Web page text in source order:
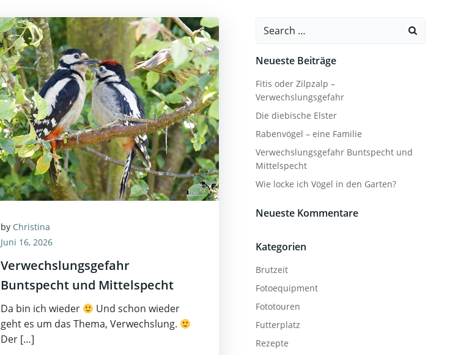
by Christina
Juni 16, 2026
Verwechslungsgefahr
Buntspecht und Mittelspecht
Da bin ich wieder
Und schon wieder
geht es um das Thema, Verwechslung.
Der […]
Search
Neueste Beiträge
Fitis oder Zilpzalp –
Verwechslungsgefahr
Die diebische Elster
Rabenvögel – eine Familie
Verwechslungsgefahr Buntspecht und
Mittelspecht
Wie locke ich Vögel in den Garten?
Neueste Kommentare
Kategorien
Brutzeit
Fotoequipment
Fototouren
Futterplatz
Rezepte